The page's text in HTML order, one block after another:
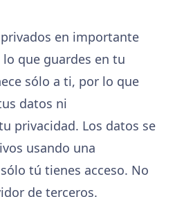
en importante
que guardes en tu
sólo a ti, por lo que
datos ni
privacidad. Los datos se
usando una
tú tienes acceso. No
de terceros.